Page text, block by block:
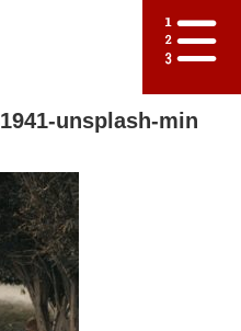
unsplash-min